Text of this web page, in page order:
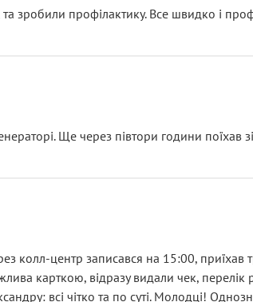
знайшов декілька гайок під
враження та бажання повертатися.
зробили профілактику. Все швидко і
Ще через півтори години поїхав зі
колл-центр записався на 15:00, приїхав
карткою, відразу видали чек, перелік
всі чітко та по суті. Молодці!